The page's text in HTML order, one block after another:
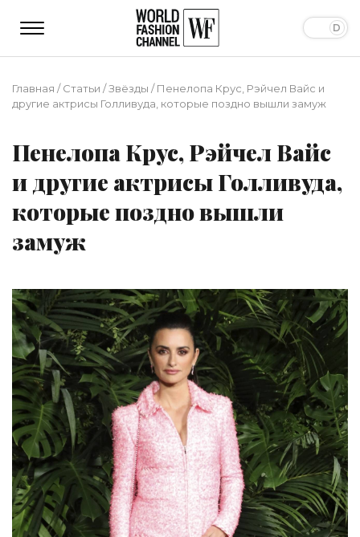
Главная /Статьи /Звёзды /Пенелопа Крус, Рэйчел Вайс и
другие актрисы Голливуда, которые поздно вышли замуж
Пенелопа Крус, Рэйчел Вайс
и другие актрисы Голливуда,
которые поздно вышли
замуж